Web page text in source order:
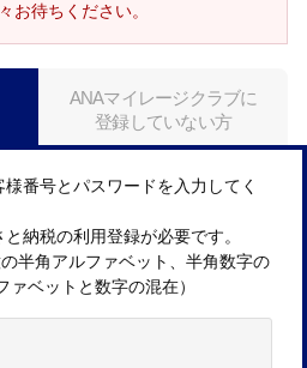
お待ちください。
ANAマイレージクラブに
登録していない方
番号とパスワードを入力してく
納税の利用登録が必要です。
半角アルファベット、半角数字の
ベットと数字の混在）